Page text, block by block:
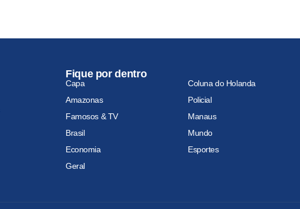
Fique por dentro
Capa
Coluna do Holanda
Amazonas
Policial
Famosos & TV
Manaus
Brasil
Mundo
Economia
Esportes
Geral